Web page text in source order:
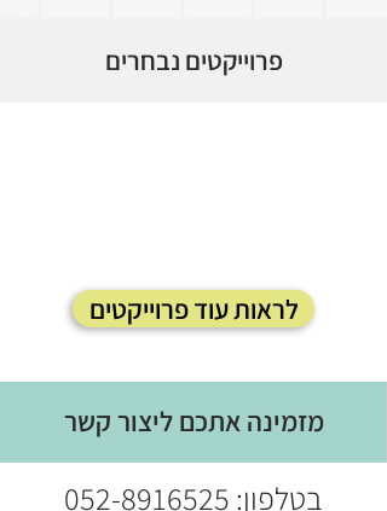
פרוייקטים נבחרים
לראות עוד פרוייקטים
מזמינה אתכם ליצור קשר
בטלפון: 052-8916525